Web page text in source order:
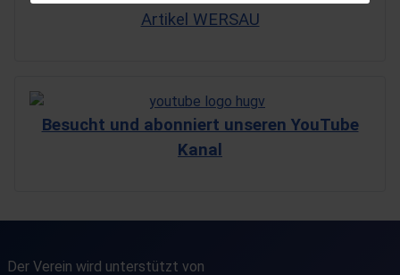
Artikel WERSAU
Besucht und abonniert unseren YouTube
Kanal
Der Verein wird unterstützt von